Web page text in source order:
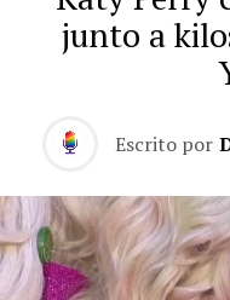
junto a
Escrito por